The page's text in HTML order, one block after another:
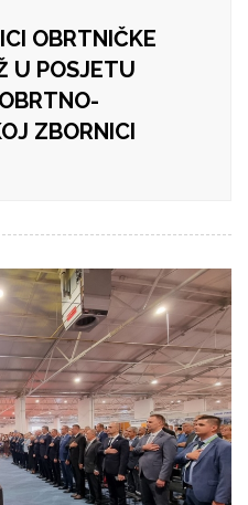
OBRTNIČKE
U POSJETU
ZBORNICI